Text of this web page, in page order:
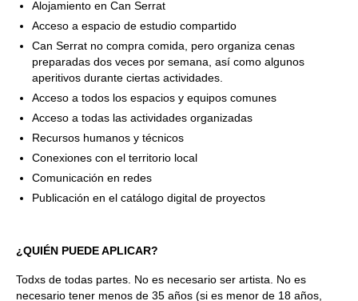
Alojamiento en Can Serrat
Acceso a espacio de estudio compartido
Can Serrat no compra comida, pero organiza cenas
preparadas dos veces por semana, así como algunos
aperitivos durante ciertas actividades.
Acceso a todos los espacios y equipos comunes
Acceso a todas las actividades organizadas
Recursos humanos y técnicos
Conexiones con el territorio local
Comunicación en redes
Publicación en el catálogo digital de proyectos
¿QUIÉN PUEDE APLICAR?
Todxs de todas partes. No es necesario ser artista. No es
necesario tener menos de 35 años (si es menor de 18 años,